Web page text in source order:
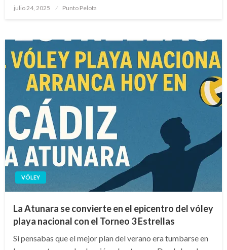
Publicado
julio 24, 2025 Punto Pelota
VÓLEY
La Atunara se convierte en el epicentro del vóley
playa nacional con el Torneo 3 Estrellas
Si pensabas que el mejor plan del verano era tumbarse en